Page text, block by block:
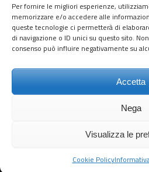
Per fornire le migliori esperienze,
memorizzare e/o accedere alle
queste tecnologie ci permetterà di
di navigazione o ID unici su questo sito.
consenso può influire negativamente su
Accetta
Nega
Visualizza le
Cookie Policy
idee, interrompi la
sempre stata una
anche oggi che abbiamo
Sulla quarta di cop
Continua a leggere →
© 2014 - 2018 Gianluigi Merlino
Torna su ^